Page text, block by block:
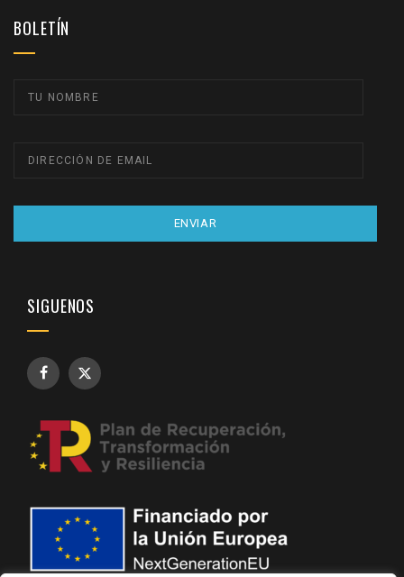
BOLETÍN
ENVIAR
SIGUENOS